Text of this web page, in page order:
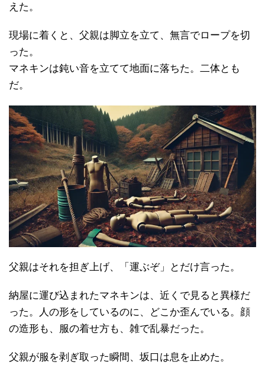
えた。
現場に着くと、父親は脚立を立て、無言でロープを切
った。
マネキンは鈍い音を立てて地面に落ちた。二体とも
だ。
父親はそれを担ぎ上げ、「運ぶぞ」とだけ言った。
納屋に運び込まれたマネキンは、近くで見ると異様だ
った。人の形をしているのに、どこか歪んでいる。顔
の造形も、服の着せ方も、雑で乱暴だった。
父親が服を剥ぎ取った瞬間、坂口は息を止めた。